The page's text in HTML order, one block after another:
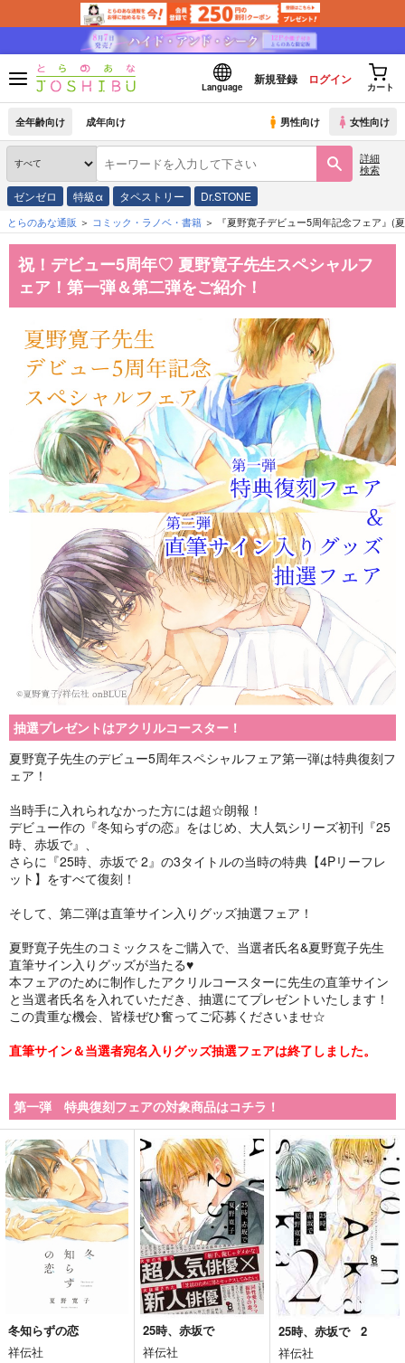
Language
新規登録 ログイン
カート
全年齢向け 成年向け 男性向け 女性向け
詳細
検索
ゼンゼロ 特級α タペストリー Dr.STONE
とらのあな通販 コミック・ラノベ・書籍 『夏野寛子デビュー5周年記念フェア』(
祝！デビュー5周年♡ 夏野寛子先生スペシャルフ
ェア！第一弾＆第二弾をご紹介！
抽選プレゼントはアクリルコースター！
夏野寛子先生のデビュー5周年スペシャルフェア第一弾は特典復刻フ
ェア！
当時手に入れられなかった方には超☆朗報！
デビュー作の『冬知らずの恋』をはじめ、大人気シリーズ初刊『25
時、赤坂で』、
さらに『25時、赤坂で 2』の3タイトルの当時の特典【4Pリーフレ
ット】をすべて復刻！
そして、第二弾は直筆サイン入りグッズ抽選フェア！
夏野寛子先生のコミックスをご購入で、当選者氏名&夏野寛子先生
直筆サイン入りグッズが当たる♥
本フェアのために制作したアクリルコースターに先生の直筆サイン
と当選者氏名を入れていただき、抽選にてプレゼントいたします！
この貴重な機会、皆様ぜひ奮ってご応募くださいませ☆
直筆サイン＆当選者宛名入りグッズ抽選フェアは終了しました。
第一弾 特典復刻フェアの対象商品はコチラ！
冬知らずの恋
祥伝社
25時、赤坂で
祥伝社
25時、赤坂で 2
祥伝社